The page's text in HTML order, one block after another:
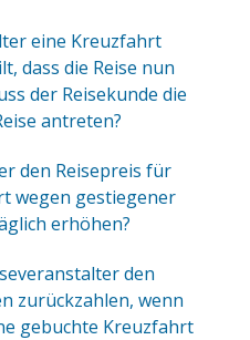
eine Kreuzfahrt
dass die Reise nun
der Reisekunde die
antreten?
den Reisepreis für
wegen gestiegener
erhöhen?
den
zurückzahlen, wenn
gebuchte Kreuzfahrt